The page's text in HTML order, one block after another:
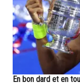
En bon dard et en